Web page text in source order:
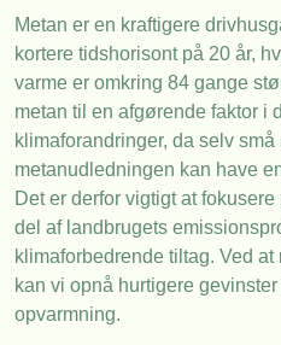
Metan er en kraftigere
kortere tidshorisont på 20 år,
varme er omkring 84 gange
metan til en afgørende faktor i
klimaforandringer, da selv små
metanudledningen kan have
Det er derfor vigtigt at
del af landbrugets
klimaforbedrende tiltag. Ved
kan vi opnå hurtigere
opvarmning.